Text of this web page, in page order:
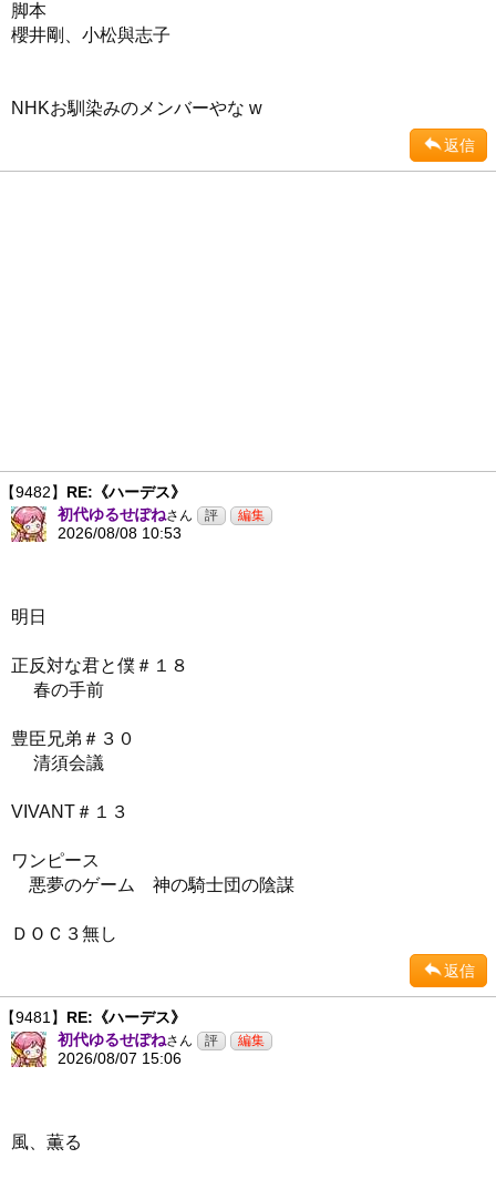
脚本
櫻井剛、小松與志子
NHKお馴染みのメンバーやな w
返信
【9482】 RE:《ハーデス》
初代ゆるせぽねさん
2026/08/08 10:53
明日
正反対な君と僕＃１８
春の手前
豊臣兄弟＃３０
清須会議
VIVANT＃１３
ワンピース
悪夢のゲーム 神の騎士団の陰謀
ＤＯＣ３無し
返信
【9481】 RE:《ハーデス》
初代ゆるせぽねさん
2026/08/07 15:06
風、薫る